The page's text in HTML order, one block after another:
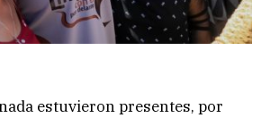
estuvieron presentes, por